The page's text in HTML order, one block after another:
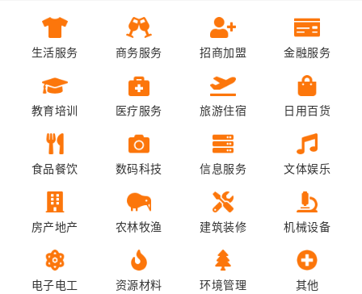
生活服务 商务服务 招商加盟 金融服务
教育培训 医疗服务 旅游住宿 日用百货
食品餐饮 数码科技 信息服务 文体娱乐
房产地产 农林牧渔 建筑装修 机械设备
电子电工 资源材料 环境管理 其他